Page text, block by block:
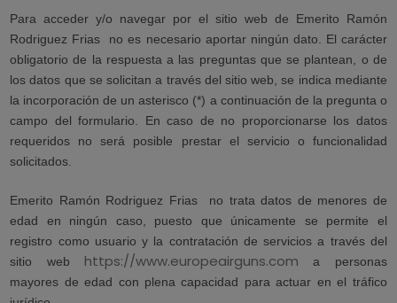
Para acceder y/o navegar por el sitio web de Emerito Ramón
Rodriguez Frias
no es necesario aportar ningún dato. El carácter
obligatorio de la respuesta a las preguntas que se plantean, o de
los datos que se solicitan a través del sitio web, se indica mediante
la incorporación de un asterisco (*) a continuación de la pregunta o
campo del formulario. En caso de no proporcionarse los datos
requeridos no será posible prestar el servicio o funcionalidad
solicitados.
Emerito Ramón Rodriguez Frias
no trata datos de menores de
edad en ningún caso, puesto que únicamente se permite el
registro como usuario y la contratación de servicios a través del
sitio web https://www.europeairguns.com a personas
mayores de edad con plena capacidad para actuar en el tráfico